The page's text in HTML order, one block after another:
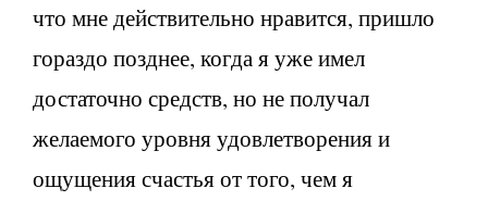
что мне действительно нравится, пришло
гораздо позднее, когда я уже имел
достаточно средств, но не получал
желаемого уровня удовлетворения и
ощущения счастья от того, чем я